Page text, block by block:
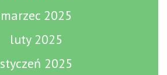
marzec 2025
luty 2025
styczeń 2025